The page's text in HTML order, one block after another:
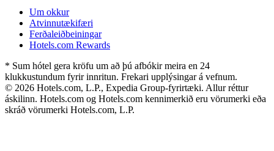
Um okkur
Atvinnutækifæri
Ferðaleiðbeiningar
Hotels.com Rewards
* Sum hótel gera kröfu um að þú afbókir meira en 24
klukkustundum fyrir innritun. Frekari upplýsingar á vefnum.
© 2026 Hotels.com, L.P., Expedia Group-fyrirtæki. Allur réttur
áskilinn. Hotels.com og Hotels.com kennimerkið eru vörumerki eða
skráð vörumerki Hotels.com, L.P.